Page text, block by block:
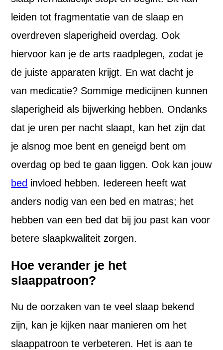
leiden tot fragmentatie van de slaap en
overdreven slaperigheid overdag. Ook
hiervoor kan je de arts raadplegen, zodat je
de juiste apparaten krijgt. En wat dacht je
van medicatie? Sommige medicijnen kunnen
slaperigheid als bijwerking hebben. Ondanks
dat je uren per nacht slaapt, kan het zijn dat
je alsnog moe bent en geneigd bent om
overdag op bed te gaan liggen. Ook kan jouw
bed invloed hebben. Iedereen heeft wat
anders nodig van een bed en matras; het
hebben van een bed dat bij jou past kan voor
betere slaapkwaliteit zorgen.
Hoe verander je het
slaappatroon?
Nu de oorzaken van te veel slaap bekend
zijn, kan je kijken naar manieren om het
slaappatroon te verbeteren. Het is aan te